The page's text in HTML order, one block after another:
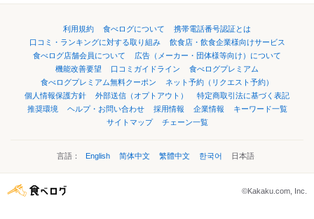
利用規約 食べログについて
携帯電話番号認証とは
口コミ・ランキングに対する取り組み
飲食店・飲食企業様向けサービス
食べログ店舗会員について
広告（メーカー・団体様等向け）について
機能改善要望
口コミガイドライン
食べログプレミアム
食べログプレミアム無料クーポン
ネット予約（リクエスト予約）
個人情報保護方針
外部送信（オプトアウト）
特定商取引法に基づく表記
推奨環境
ヘルプ・お問い合わせ 採用情報 企業情報
キーワード一覧
サイトマップ
チェーン一覧
言語： English 简体中文 繁體中文 한국어 日本語
©Kakaku.com, Inc.